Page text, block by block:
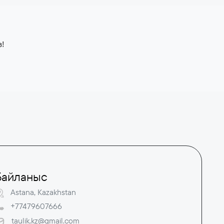
Astana, Kazakhstan
+77479607666
taulik.kz@gmail.com